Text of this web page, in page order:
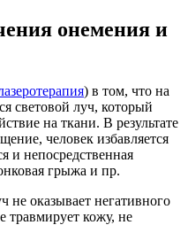
онемения и
) в том, что на
световой луч, который
на ткани. В результате
человек избавляется
и непосредственная
грыжа и пр.
не оказывает негативного
травмирует кожу, не